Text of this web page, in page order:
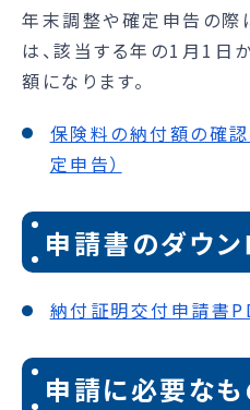
年末調整や確定申告の
は、該当する年の1月1日
額になります。
保険料の納付額の確認
定申告）
申請書のダウン
納付証明交付申請書
申請に必要なも